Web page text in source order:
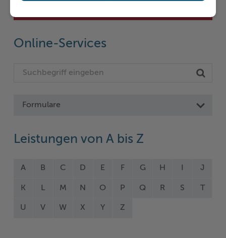
Online-Services
Formulare
Leistungen von A bis Z
A B C D E F G H I J
K L M N O P Q R S
U V W X Y Z